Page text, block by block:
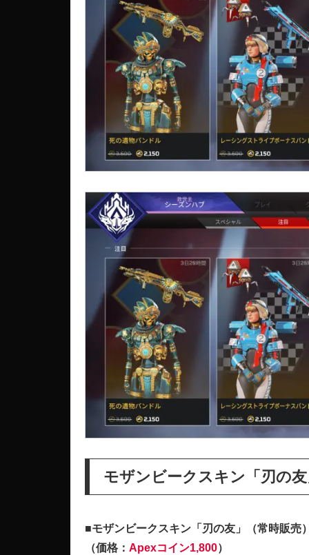
モザンビークスキン「刃の
■モザンビークスキン「刃の友」（常時販売
（価格： Apexコイン1,800）